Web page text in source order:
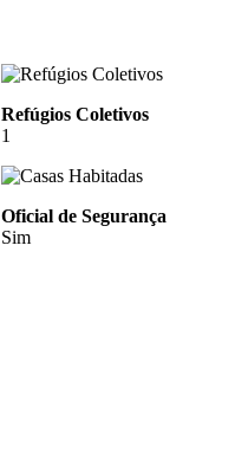
Refúgios Coletivos
1
Oficial de Segurança
Sim